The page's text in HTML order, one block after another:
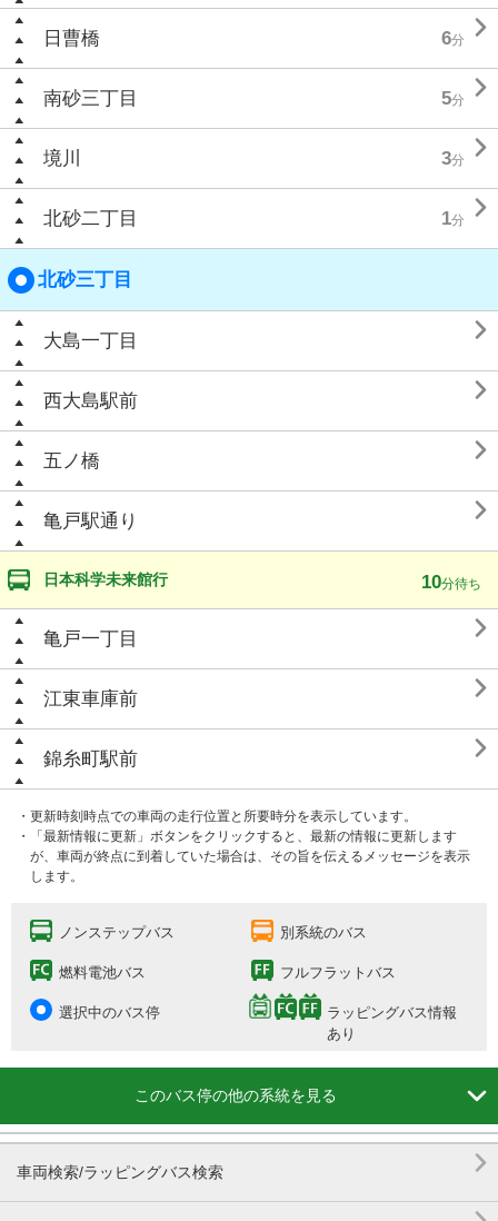
日曹橋 6分 
南砂三丁目 5分 
境川 3分 
北砂二丁目 1分 
北砂三丁目
大島一丁目 
西大島駅前 
五ノ橋 
亀戸駅通り 
日本科学未来館行 10分待ち
亀戸一丁目 
江東車庫前 
錦糸町駅前 
・更新時刻時点での車両の走行位置と所要時分を表示しています。
・「最新情報に更新」ボタンをクリックすると、最新の情報に更新します
が、車両が終点に到着していた場合は、その旨を伝えるメッセージを表示
します。
ノンステップバス 別系統のバス
燃料電池バス フルフラットバス
選択中のバス停
ラッピングバス情報
あり
このバス停の他の系統を見る 
車両検索/ラッピングバス検索
